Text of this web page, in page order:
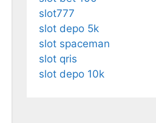
slot777
slot depo 5k
slot spaceman
slot qris
slot depo 10k